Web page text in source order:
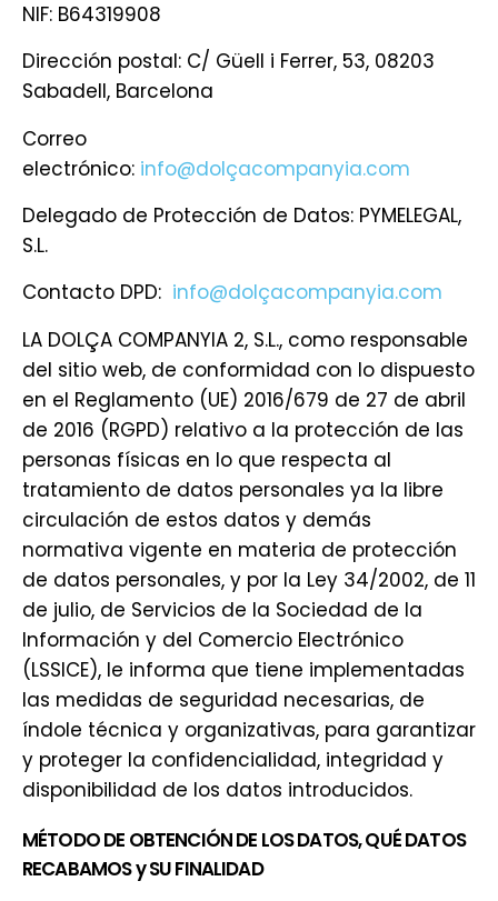
NIF: B64319908
Dirección postal: C/ Güell i Ferrer, 53, 08203
Sabadell, Barcelona
Correo
electrónico: info@dolçacompanyia.com
Delegado de Protección de Datos: PYMELEGAL,
S.L.
Contacto DPD: info@dolçacompanyia.com
LA DOLÇA COMPANYIA 2, S.L., como responsable
del sitio web, de conformidad con lo dispuesto
en el Reglamento (UE) 2016/679 de 27 de abril
de 2016 (RGPD) relativo a la protección de las
personas físicas en lo que respecta al
tratamiento de datos personales ya la libre
circulación de estos datos y demás
normativa vigente en materia de protección
de datos personales, y por la Ley 34/2002, de 11
de julio, de Servicios de la Sociedad de la
Información y del Comercio Electrónico
(LSSICE), le informa que tiene implementadas
las medidas de seguridad necesarias, de
índole técnica y organizativas, para garantizar
y proteger la confidencialidad, integridad y
disponibilidad de los datos introducidos.
MÉTODO DE OBTENCIÓN DE LOS DATOS, QUÉ DATOS
RECABAMOS y SU FINALIDAD